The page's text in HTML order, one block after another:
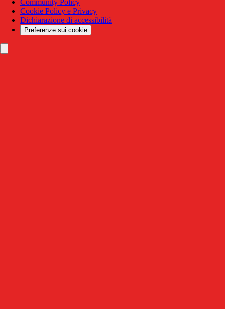
Community Policy
Cookie Policy e Privacy
Dichiarazione di accessibilità
Preferenze sui cookie